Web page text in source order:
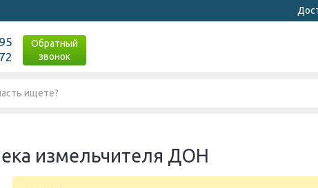
Обратный
звонок
измельчителя ДОН